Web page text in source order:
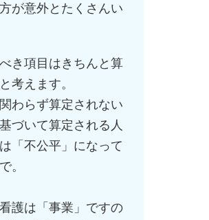
が意外とたくさんい
き項目はきちんと算
考えます。
わらず算定されない
づいて算定される人
「不公平」になって
。
護は「事業」ですの